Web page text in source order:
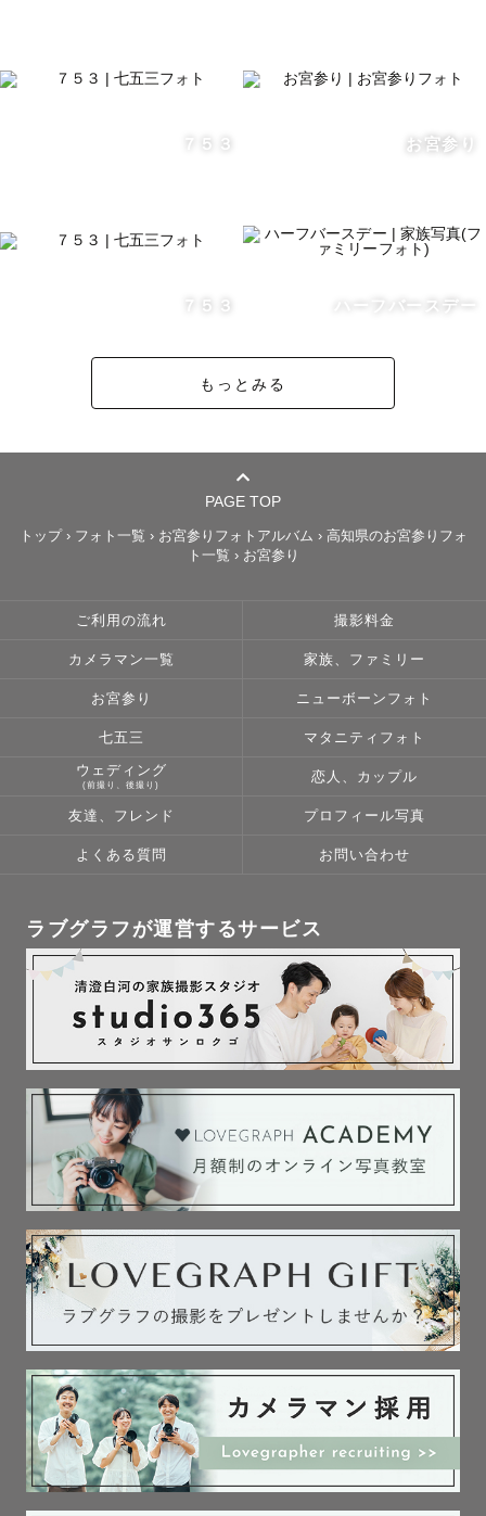
ます🚗
※ガソリン価格の高騰で高知県内でも西部、東部でいただ
うにお伺いさせていただきます。
撮影可能になっていない日程に希望日時がある場合でも
お気軽にご相談いただければ
＊指名料について＊
リピーターさんについては指名料を3,000円にさせていた
※みてねでのご依頼の場合、指名料の変更ができませんの
で、ご了承ください
  最後までご覧いただきありがとうございます。
皆様に会えるのを心より楽しみにしております😌💓
７５３ お宮参り
７５３ ハーフバースデー
もっとみる
PAGE TOP
トップ› フォト一覧 › お宮参りフォトアルバム › 高知県のお宮参りフォ
ト一覧 › お宮参り
ご利用の流れ 撮影料金
カメラマン一覧 家族、ファミリー
お宮参り ニューボーンフォト
七五三 マタニティフォト
ウェディング
(前撮り、後撮り)
恋人、カップル
友達、フレンド プロフィール写真
よくある質問 お問い合わせ
ラブグラフが運営するサービス